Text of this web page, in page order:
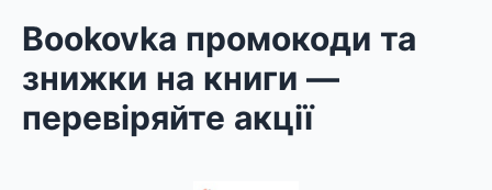
Bookovka промокоди та
знижки на книги —
перевіряйте акції